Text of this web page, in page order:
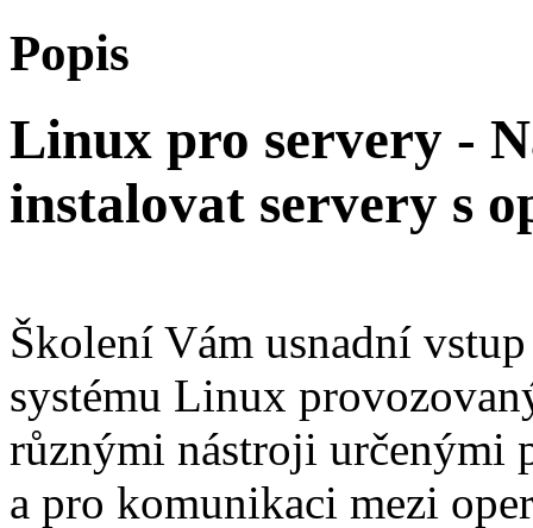
Popis
Linux pro servery -
instalovat servery s
Školení Vám usnadní
systému Linux
různými nástroji určenými
a pro komunikaci mezi